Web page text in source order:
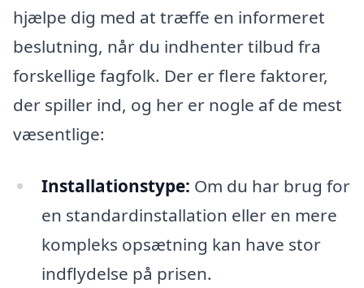
hjælpe dig med at træffe en informeret
beslutning, når du indhenter tilbud fra
forskellige fagfolk. Der er flere faktorer,
der spiller ind, og her er nogle af de mest
væsentlige:
Installationstype: Om du har brug for
en standardinstallation eller en mere
kompleks opsætning kan have stor
indflydelse på prisen.